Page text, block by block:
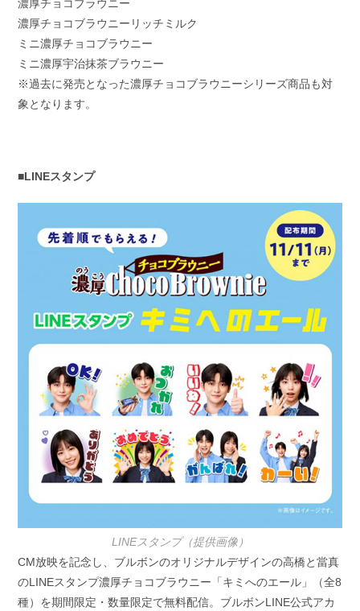
濃厚チョコブラウニー
濃厚チョコブラウニーリッチミルク
ミニ濃厚チョコブラウニー
ミニ濃厚宇治抹茶ブラウニー
※過去に発売となった濃厚チョコブラウニーシリーズ商品も対
象となります。
■LINEスタンプ
LINEスタンプ（提供画像）
CM放映を記念し、ブルボンのオリジナルデザインの高橋と當真
のLINEスタンプ濃厚チョコブラウニー「キミへのエール」（全8
種）を期間限定・数量限定で無料配信。ブルボンLINE公式アカ